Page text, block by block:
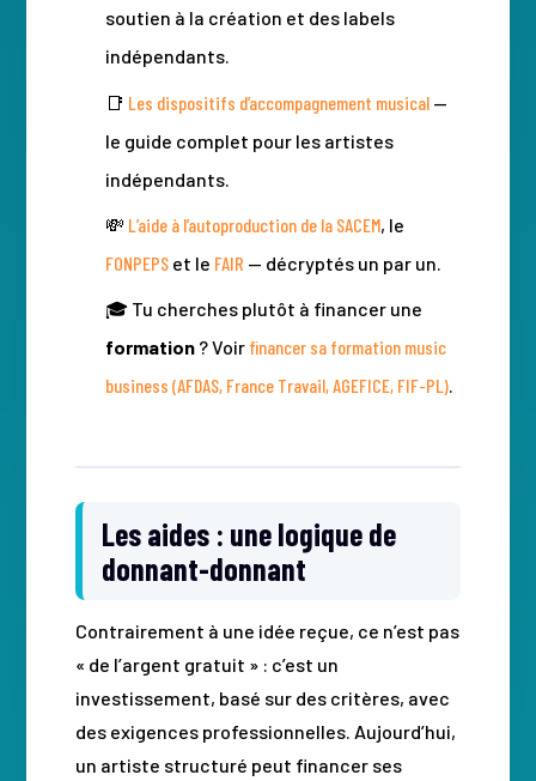
soutien à la création et des labels
indépendants.
📑 Les dispositifs d’accompagnement musical —
le guide complet pour les artistes
indépendants.
💸 L’aide à l’autoproduction de la SACEM, le
FONPEPS et le FAIR — décryptés un par un.
🎓 Tu cherches plutôt à financer une
formation ? Voir financer sa formation music
business (AFDAS, France Travail, AGEFICE, FIF-PL).
Les aides : une logique de
donnant-donnant
Contrairement à une idée reçue, ce n’est pas
« de l’argent gratuit » : c’est un
investissement, basé sur des critères, avec
des exigences professionnelles. Aujourd’hui,
un artiste structuré peut financer ses